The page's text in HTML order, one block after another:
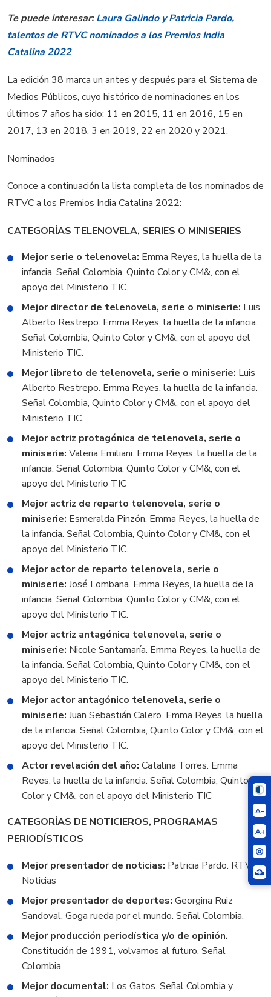
A-
A+
Te puede interesar:Laura Galindo y Patricia Pardo,
talentos de RTVC nominados a los Premios India
Catalina 2022
La edición 38 marca un antes y después para el Sistema de
Medios Públicos, cuyo histórico de nominaciones en los
últimos 7 años ha sido: 11 en 2015, 11 en 2016, 15 en
2017, 13 en 2018, 3 en 2019, 22 en 2020 y 2021.
Nominados
Conoce a continuación la lista completa de los nominados de
RTVC a los Premios India Catalina 2022:
CATEGORÍAS TELENOVELA, SERIES O MINISERIES
Mejor serie o telenovela: Emma Reyes, la huella de la
infancia. Señal Colombia, Quinto Color y CM&, con el
apoyo del Ministerio TIC.
Mejor director de telenovela, serie o miniserie: Luis
Alberto Restrepo. Emma Reyes, la huella de la infancia.
Señal Colombia, Quinto Color y CM&, con el apoyo del
Ministerio TIC.
Mejor libreto de telenovela, serie o miniserie: Luis
Alberto Restrepo. Emma Reyes, la huella de la infancia.
Señal Colombia, Quinto Color y CM&, con el apoyo del
Ministerio TIC.
Mejor actriz protagónica de telenovela, serie o
miniserie: Valeria Emiliani. Emma Reyes, la huella de la
infancia. Señal Colombia, Quinto Color y CM&, con el
apoyo del Ministerio TIC
Mejor actriz de reparto telenovela, serie o
miniserie: Esmeralda Pinzón. Emma Reyes, la huella de
la infancia. Señal Colombia, Quinto Color y CM&, con el
apoyo del Ministerio TIC.
Mejor actor de reparto telenovela, serie o
miniserie: José Lombana. Emma Reyes, la huella de la
infancia. Señal Colombia, Quinto Color y CM&, con el
apoyo del Ministerio TIC.
Mejor actriz antagónica telenovela, serie o
miniserie: Nicole Santamaría. Emma Reyes, la huella de
la infancia. Señal Colombia, Quinto Color y CM&, con el
apoyo del Ministerio TIC.
Mejor actor antagónico telenovela, serie o
miniserie: Juan Sebastián Calero. Emma Reyes, la huella
de la infancia. Señal Colombia, Quinto Color y CM&, con el
apoyo del Ministerio TIC.
Actor revelación del año: Catalina Torres. Emma
Reyes, la huella de la infancia. Señal Colombia, Quinto
Color y CM&, con el apoyo del Ministerio TIC
CATEGORÍAS DE NOTICIEROS, PROGRAMAS
PERIODÍSTICOS
Mejor presentador de noticias: Patricia Pardo. RTVC
Noticias
Mejor presentador de deportes: Georgina Ruiz
Sandoval. Goga rueda por el mundo. Señal Colombia.
Mejor producción periodística y/o de opinión.
Constitución de 1991, volvamos al futuro. Señal
Colombia.
Mejor documental: Los Gatos. Señal Colombia y